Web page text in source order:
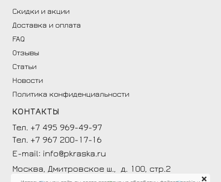
Скидки и акции
Доставка и оплата
FAQ
Отзывы
Статьи
Новости
Политика конфиденциальности
КОНТАКТЫ
Тел. +7 495 969-49-97
Тел. +7 967 200-17-16
E-mail: info@pkraska.ru
Москва, Дмитровское ш., д. 100, стр.2